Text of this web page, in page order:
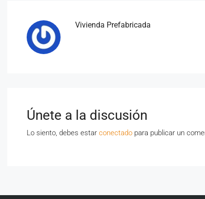
Vivienda Prefabricada
Únete a la discusión
Lo siento, debes estar conectado para publicar un